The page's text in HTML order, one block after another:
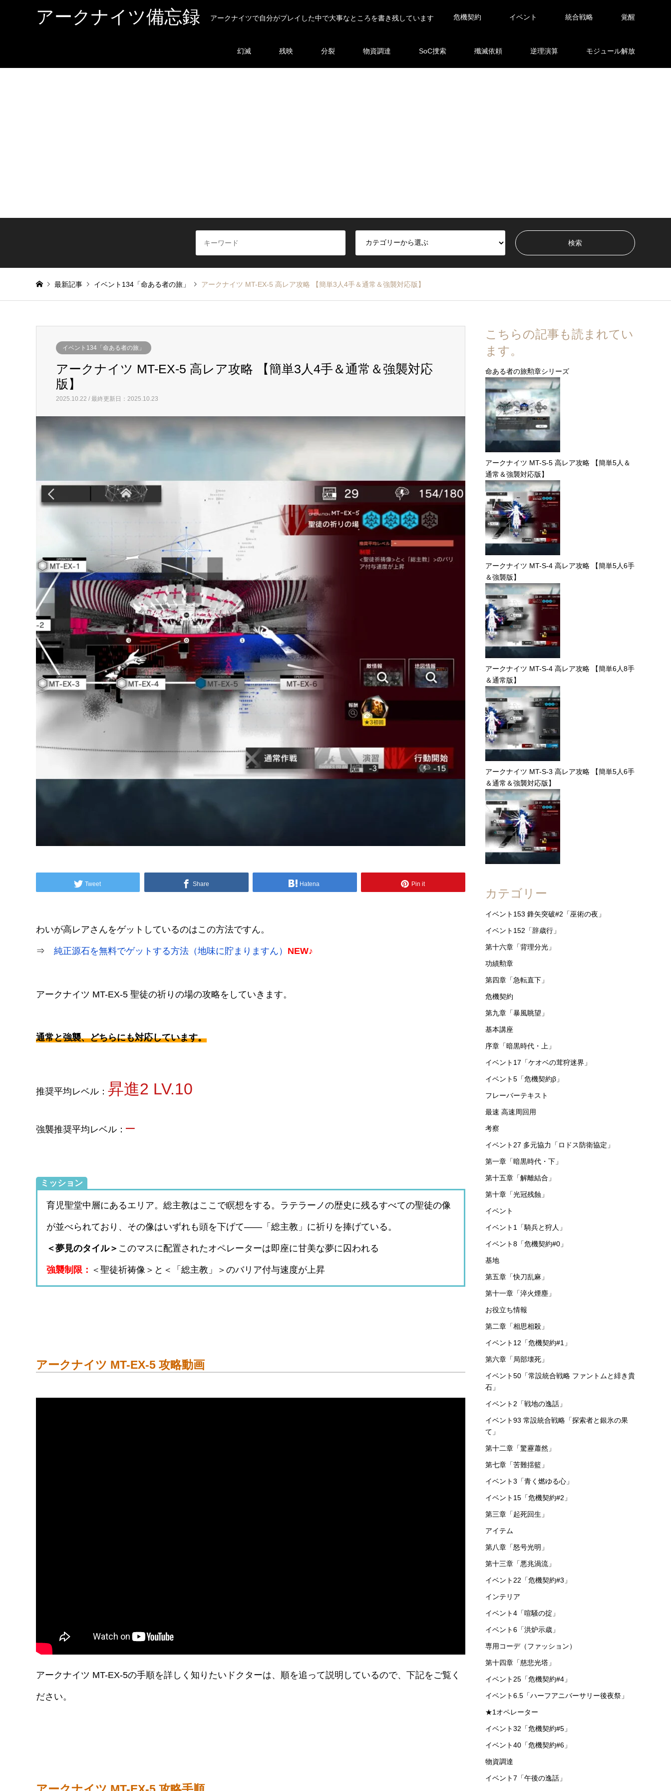
アークナイツ備忘録 アークナイツで自分がプレイした中で大事なところを書き残しています 危機契約 イベント 統合戦略 覚醒
幻滅 残映 分裂 物資調達 SoC捜索 殲滅依頼 逆理演算 モジュール解放
最新記事 イベント134「命ある者の旅」 アークナイツ MT-EX-5 高レア攻略 【簡単3人4手＆通常＆強襲対応版】
イベント134「命ある者の旅」
アークナイツ MT-EX-5 高レア攻略 【簡単3人4手＆通常＆強襲対応
版】
2025.10.22 / 最終更新日：2025.10.23
Tweet Share Hatena Pin it
わいが高レアさんをゲットしているのはこの方法ですん。
⇒ 純正源石を無料でゲットする方法（地味に貯まりますん） NEW♪
アークナイツ MT-EX-5 聖徒の祈りの場の攻略をしていきます。
通常と強襲、どちらにも対応しています。
推奨平均レベル： 昇進2 LV.10
強襲推奨平均レベル： –
ミッション
育児聖堂中層にあるエリア。総主教はここで瞑想をする。ラテラーノの歴史に残るすべての聖徒の像
が並べられており、その像はいずれも頭を下げて――「総主教」に祈りを捧げている。
＜夢見のタイル＞ このマスに配置されたオペレーターは即座に甘美な夢に囚われる
強襲制限： ＜聖徒祈祷像＞と＜「総主教」＞のバリア付与速度が上昇
アークナイツ MT-EX-5 攻略動画
アークナイツ MT-EX-5の手順を詳しく知りたいドクターは、順を追って説明しているので、下記をご覧く
ださい。
こちらの記事も読まれてい
ます。
命ある者の旅勲章シリーズ
アークナイツ MT-S-5 高レア攻略 【簡単5人＆
通常＆強襲対応版】
アークナイツ MT-S-4 高レア攻略 【簡単5人6手
＆強襲版】
アークナイツ MT-S-4 高レア攻略 【簡単6人8手
＆通常版】
アークナイツ MT-S-3 高レア攻略 【簡単5人6手
＆通常＆強襲対応版】
カテゴリー
イベント153 鋒矢突破#2「巫術の夜」
イベント152「辞歳行」
第十六章「背理分光」
功績勲章
第四章「急転直下」
危機契約
第九章「暴風眺望」
基本講座
序章「暗黒時代・上」
イベント17「ケオベの茸狩迷界」
イベント5「危機契約β」
フレーバーテキスト
最速 高速周回用
考察
イベント27 多元協力「ロドス防衛協定」
第一章「暗黒時代・下」
第十五章「解離結合」
第十章「光冠残蝕」
イベント
イベント1「騎兵と狩人」
イベント8「危機契約#0」
基地
第五章「快刀乱麻」
第十一章「淬火煙塵」
お役立ち情報
第二章「相思相殺」
イベント12「危機契約#1」
第六章「局部壊死」
イベント50「常設統合戦略 ファントムと緋き貴
石」
イベント2「戦地の逸話」
イベント93 常設統合戦略「探索者と銀氷の果
て」
第十二章「驚靂蕭然」
第七章「苦難揺籃」
イベント3「青く燃ゆる心」
イベント15「危機契約#2」
第三章「起死回生」
アイテム
第八章「怒号光明」
第十三章「悪兆渦流」
イベント22「危機契約#3」
インテリア
イベント4「喧騒の掟」
イベント6「洪炉示歳」
専用コーデ（ファッション）
第十四章「慈悲光塔」
イベント25「危機契約#4」
イベント6.5「ハーフアニバーサリー後夜祭」
★1オペレーター
イベント32「危機契約#5」
イベント40「危機契約#6」
物資調達
イベント7「午後の逸話」